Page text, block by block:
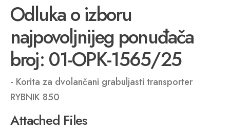
Odluka o izboru
najpovoljnijeg ponuđača
broj: 01-OPK-1565/25
- Korita za dvolančani grabuljasti transporter
RYBNIK 850
Attached Files